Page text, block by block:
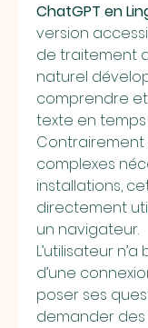
ChatGPT en
version
de traitement
naturel
comprendre
texte en temps
Contrairement
complexes
installations,
directement
un navigateur.
L’utilisateur
d’une
poser ses
demander des